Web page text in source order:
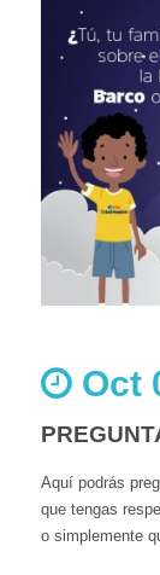
Oct
Aquí podrás
que tengas
o simplemente